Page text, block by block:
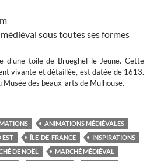
sous toutes ses formes
d’une toile de Brueghel le Jeune. Cette
vivante et détaillée, est datée de 1613.
des beaux-arts de Mulhouse.
ANIMATIONS MÉDIÉVALES
EST ÎLE-DE-FRANCE
INSPIRATIONS
DE NOËL
MARCHÉ MÉDIÉVAL